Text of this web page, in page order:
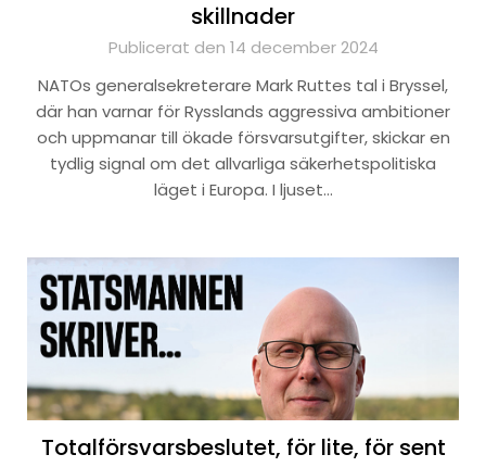
skillnader
Publicerat den 14 december 2024
NATOs generalsekreterare Mark Ruttes tal i Bryssel,
där han varnar för Rysslands aggressiva ambitioner
och uppmanar till ökade försvarsutgifter, skickar en
tydlig signal om det allvarliga säkerhetspolitiska
läget i Europa. I ljuset…
Totalförsvarsbeslutet, för lite, för sent